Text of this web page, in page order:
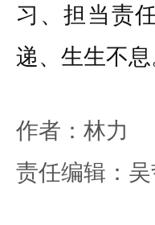
习、担当责
递、生生不息
作者：林力
责任编辑：